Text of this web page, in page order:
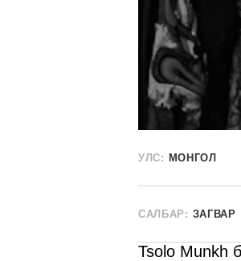
УЛС: МОНГОЛ
САЛБАР: ЗАГВАР
Tsolo Munkh